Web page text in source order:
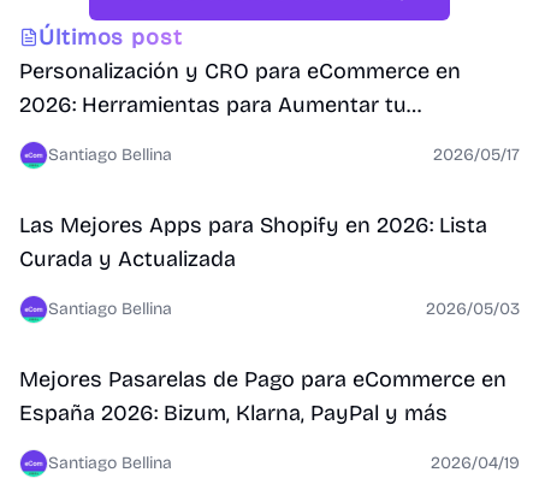
Últimos post
Conversión
Personalización y CRO para eCommerce en
2026: Herramientas para Aumentar tu
Conversión
Santiago Bellina 2026/05/17
Las Mejores Apps para Shopify en 2026: Lista
Curada y Actualizada
Santiago Bellina 2026/05/03
Mejores Pasarelas de Pago para eCommerce en
España 2026: Bizum, Klarna, PayPal y más
Santiago Bellina 2026/04/19